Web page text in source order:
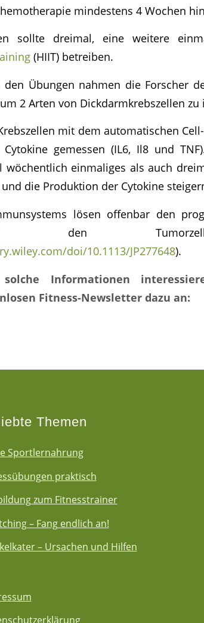
mindestens 4 Wochen
sollte dreimal, eine weitere
(HIIT) betreiben.
Übungen nahmen die Forscher
2 Arten von Dickdarmkrebszellen zu
mit dem automatischen
gemessen (IL6, Il8 und
wöchentlich einmaliges als auch
die Produktion der Cytokine
lösen offenbar den
in den
doi/10.1113/JP277648).
Informationen
Fitness-Newsletter dazu an:
Themen
Sportlernahrung
praktisch
zum Fitnesstrainer
– Fang endlich an!
– Ursachen und Hilfen